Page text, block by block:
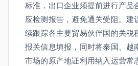
标准，出口企业须提前进行产品
应检测报告，避免通关受阻。建
续跟踪各主要贸易伙伴国的关税
报关信息填报，同时将泰国、越
市场的原产地证利用纳入运营常